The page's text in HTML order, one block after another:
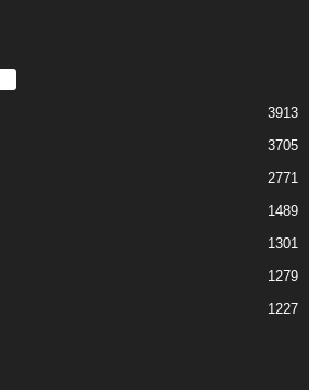
3913
3705
2771
1489
1301
1279
1227